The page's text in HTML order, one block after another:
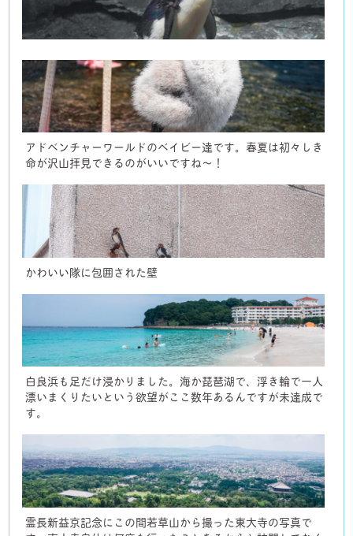
アドベンチャーワールドのベイビー達です。春夏は初々しき
命が沢山拝見できるのがいいですね〜！
かわいい隊に包囲された壁
白良浜も足だけ浸かりました。海か琵琶湖で、浮き輪で一人
漂いまくりたいという欲望がここ数年あるんですが未達成で
す。
霊長新益京記念にこの間若草山から撮った東大寺の写真で